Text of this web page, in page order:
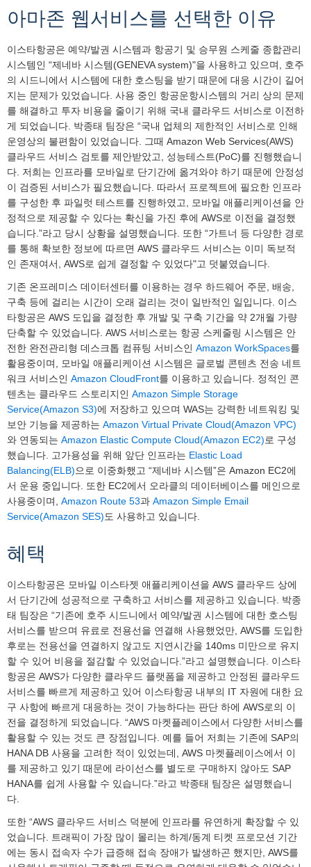
아마존 웹서비스를 선택한 이유
이스타항공은 예약/발권 시스템과 항공기 및 승무원 스케줄 종합관리
시스템인 “제네바 시스템(GENEVA system)"을 사용하고 있으며, 호주
의 시드니에서 시스템에 대한 호스팅을 받기 때문에 대응 시간이 길어
지는 문제가 있었습니다. 사용 중인 항공운항시스템의 거리 상의 문제
를 해결하고 투자 비용을 줄이기 위해 국내 클라우드 서비스로 이전하
게 되었습니다. 박종태 팀장은 “국내 업체의 제한적인 서비스로 인해
운영상의 불편함이 있었습니다. 그때 Amazon Web Services(AWS)
클라우드 서비스 검토를 제안받았고, 성능테스트(PoC)를 진행했습니
다. 저희는 인프라를 모바일로 단기간에 옮겨와야 하기 때문에 안정성
이 검증된 서비스가 필요했습니다. 따라서 프로젝트에 필요한 인프라
를 구성한 후 파일럿 테스트를 진행하였고, 모바일 애플리케이션을 안
정적으로 제공할 수 있다는 확신을 가진 후에 AWS로 이전을 결정했
습니다.”라고 당시 상황을 설명했습니다. 또한 “가트너 등 다양한 경로
를 통해 확보한 정보에 따르면 AWS 클라우드 서비스는 이미 독보적
인 존재여서, AWS로 쉽게 결정할 수 있었다"고 덧붙였습니다.
기존 온프레미스 데이터센터를 이용하는 경우 하드웨어 주문, 배송,
구축 등에 걸리는 시간이 오래 걸리는 것이 일반적인 일입니다. 이스
타항공은 AWS 도입을 결정한 후 개발 및 구축 기간을 약 2개월 가량
단축할 수 있었습니다. AWS 서비스로는 항공 스케줄링 시스템은 안
전한 완전관리형 데스크톱 컴퓨팅 서비스인 Amazon WorkSpaces를
활용중이며, 모바일 애플리케이션 시스템은 글로벌 콘텐츠 전송 네트
워크 서비스인 Amazon CloudFront를 이용하고 있습니다. 정적인 콘
텐츠는 클라우드 스토리지인 Amazon Simple Storage
Service(Amazon S3)에 저장하고 있으며 WAS는 강력한 네트워킹 및
보안 기능을 제공하는 Amazon Virtual Private Cloud(Amazon VPC)
와 연동되는 Amazon Elastic Compute Cloud(Amazon EC2)로 구성
했습니다. 고가용성을 위해 앞단 인프라는 Elastic Load
Balancing(ELB)으로 이중화했고 “제네바 시스템”은 Amazon EC2에
서 운용 중입니다. 또한 EC2에서 오라클의 데이터베이스를 메인으로
사용중이며, Amazon Route 53과 Amazon Simple Email
Service(Amazon SES)도 사용하고 있습니다.
혜택
이스타항공은 모바일 이스타젯 애플리케이션을 AWS 클라우드 상에
서 단기간에 성공적으로 구축하고 서비스를 제공하고 있습니다. 박종
태 팀장은 “기존에 호주 시드니에서 예약/발권 시스템에 대한 호스팅
서비스를 받으며 유료로 전용선을 연결해 사용했었만, AWS를 도입한
후로는 전용선을 연결하지 않고도 지연시간을 140ms 미만으로 유지
할 수 있어 비용을 절감할 수 있었습니다.”라고 설명했습니다. 이스타
항공은 AWS가 다양한 클라우드 플랫폼을 제공하고 안정된 클라우드
서비스를 빠르게 제공하고 있어 이스타항공 내부의 IT 자원에 대한 요
구 사항에 빠르게 대응하는 것이 가능하다는 판단 하에 AWS로의 이
전을 결정하게 되었습니다. “AWS 마켓플레이스에서 다양한 서비스를
활용할 수 있는 것도 큰 장점입니다. 예를 들어 저희는 기존에 SAP의
HANA DB 사용을 고려한 적이 있었는데, AWS 마켓플레이스에서 이
를 제공하고 있기 때문에 라이선스를 별도로 구매하지 않아도 SAP
HANA를 쉽게 사용할 수 있습니다.”라고 박종태 팀장은 설명했습니
다.
또한 “AWS 클라우드 서비스 덕분에 인프라를 유연하게 확장할 수 있
었습니다. 트래픽이 가장 많이 몰리는 하계/동계 티켓 프로모션 기간
에는 동시 접속자 수가 급증해 접속 장애가 발생하곤 했지만, AWS를